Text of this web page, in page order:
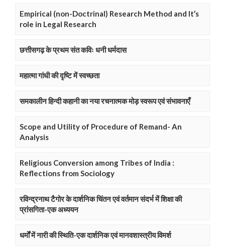
Empirical (non-Doctrinal) Research Method and It’s
role in Legal Research
छत्तीसगढ़ के प्रथम संत कविः धनी धर्मदास
महात्मा गांधी की दृष्टि में स्वच्छता
समकालीन हिन्दी कहानी का नया रचनात्मक मोड़ स्वरूप एवं संभावनाएँ
Scope and Utility of Procedure of Remand- An
Analysis
Religious Conversion among Tribes of India :
Reflections from Sociology
रविन्द्रनाथ टैगोर के दार्शनिक चिंतन एवं वर्तमान संदर्भ में शिक्षा की
प्रांसगिता-एक अध्ययन
धर्मों में नारी की स्थिति-एक दार्शनिक एवं मानवशास्त्रीय विमर्श